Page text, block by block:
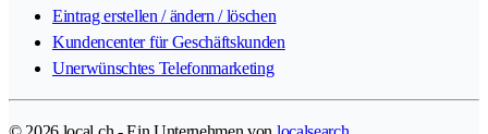
Eintrag erstellen / ändern / löschen
Kundencenter für Geschäftskunden
Unerwünschtes Telefonmarketing